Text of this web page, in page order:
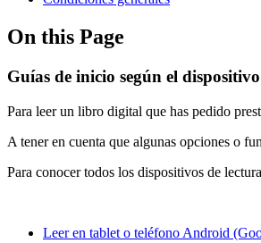
On this Page
Guías de inicio según el
Para leer un libro digital que has pedido
A tener en cuenta que algunas opciones o
Para conocer todos los dispositivos de
Leer en tablet o teléfono Android